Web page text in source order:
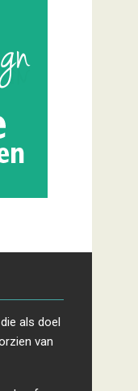
als doel
van